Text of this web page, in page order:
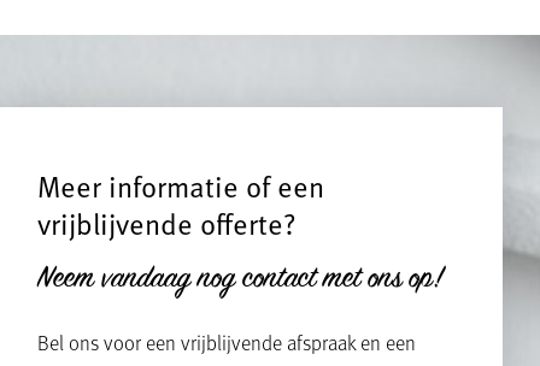
Meer informatie of een
vrijblijvende offerte?
Neem vandaag nog contact met ons op!
Bel ons voor een vrijblijvende afspraak en een